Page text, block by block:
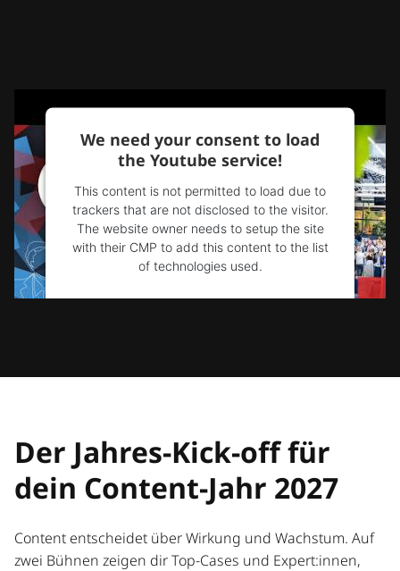
We need your consent to load
the Youtube service!
This content is not permitted to load due to
trackers that are not disclosed to the visitor.
The website owner needs to setup the site
with their CMP to add this content to the list
of technologies used.
Powered byUsercentrics Consent
Der Jahres-Kick-off für
dein Content-Jahr 2027
Content entscheidet über Wirkung und Wachstum. Auf
zwei Bühnen zeigen dir Top-Cases und Expert:innen,